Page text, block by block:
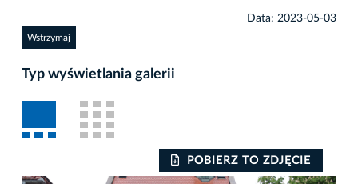
Data: 2023-05-03
Wstrzymaj
Typ wyświetlania galerii
POBIERZ TO ZDJĘCIE